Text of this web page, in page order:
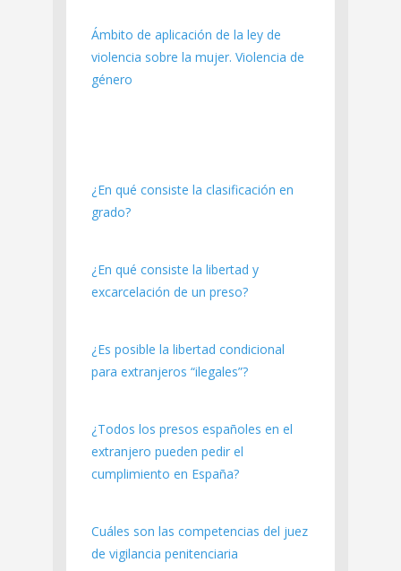
Ámbito de aplicación de la ley de
violencia sobre la mujer. Violencia de
género
¿En qué consiste la clasificación en
grado?
¿En qué consiste la libertad y
excarcelación de un preso?
¿Es posible la libertad condicional
para extranjeros “ilegales”?
¿Todos los presos españoles en el
extranjero pueden pedir el
cumplimiento en España?
Cuáles son las competencias del juez
de vigilancia penitenciaria